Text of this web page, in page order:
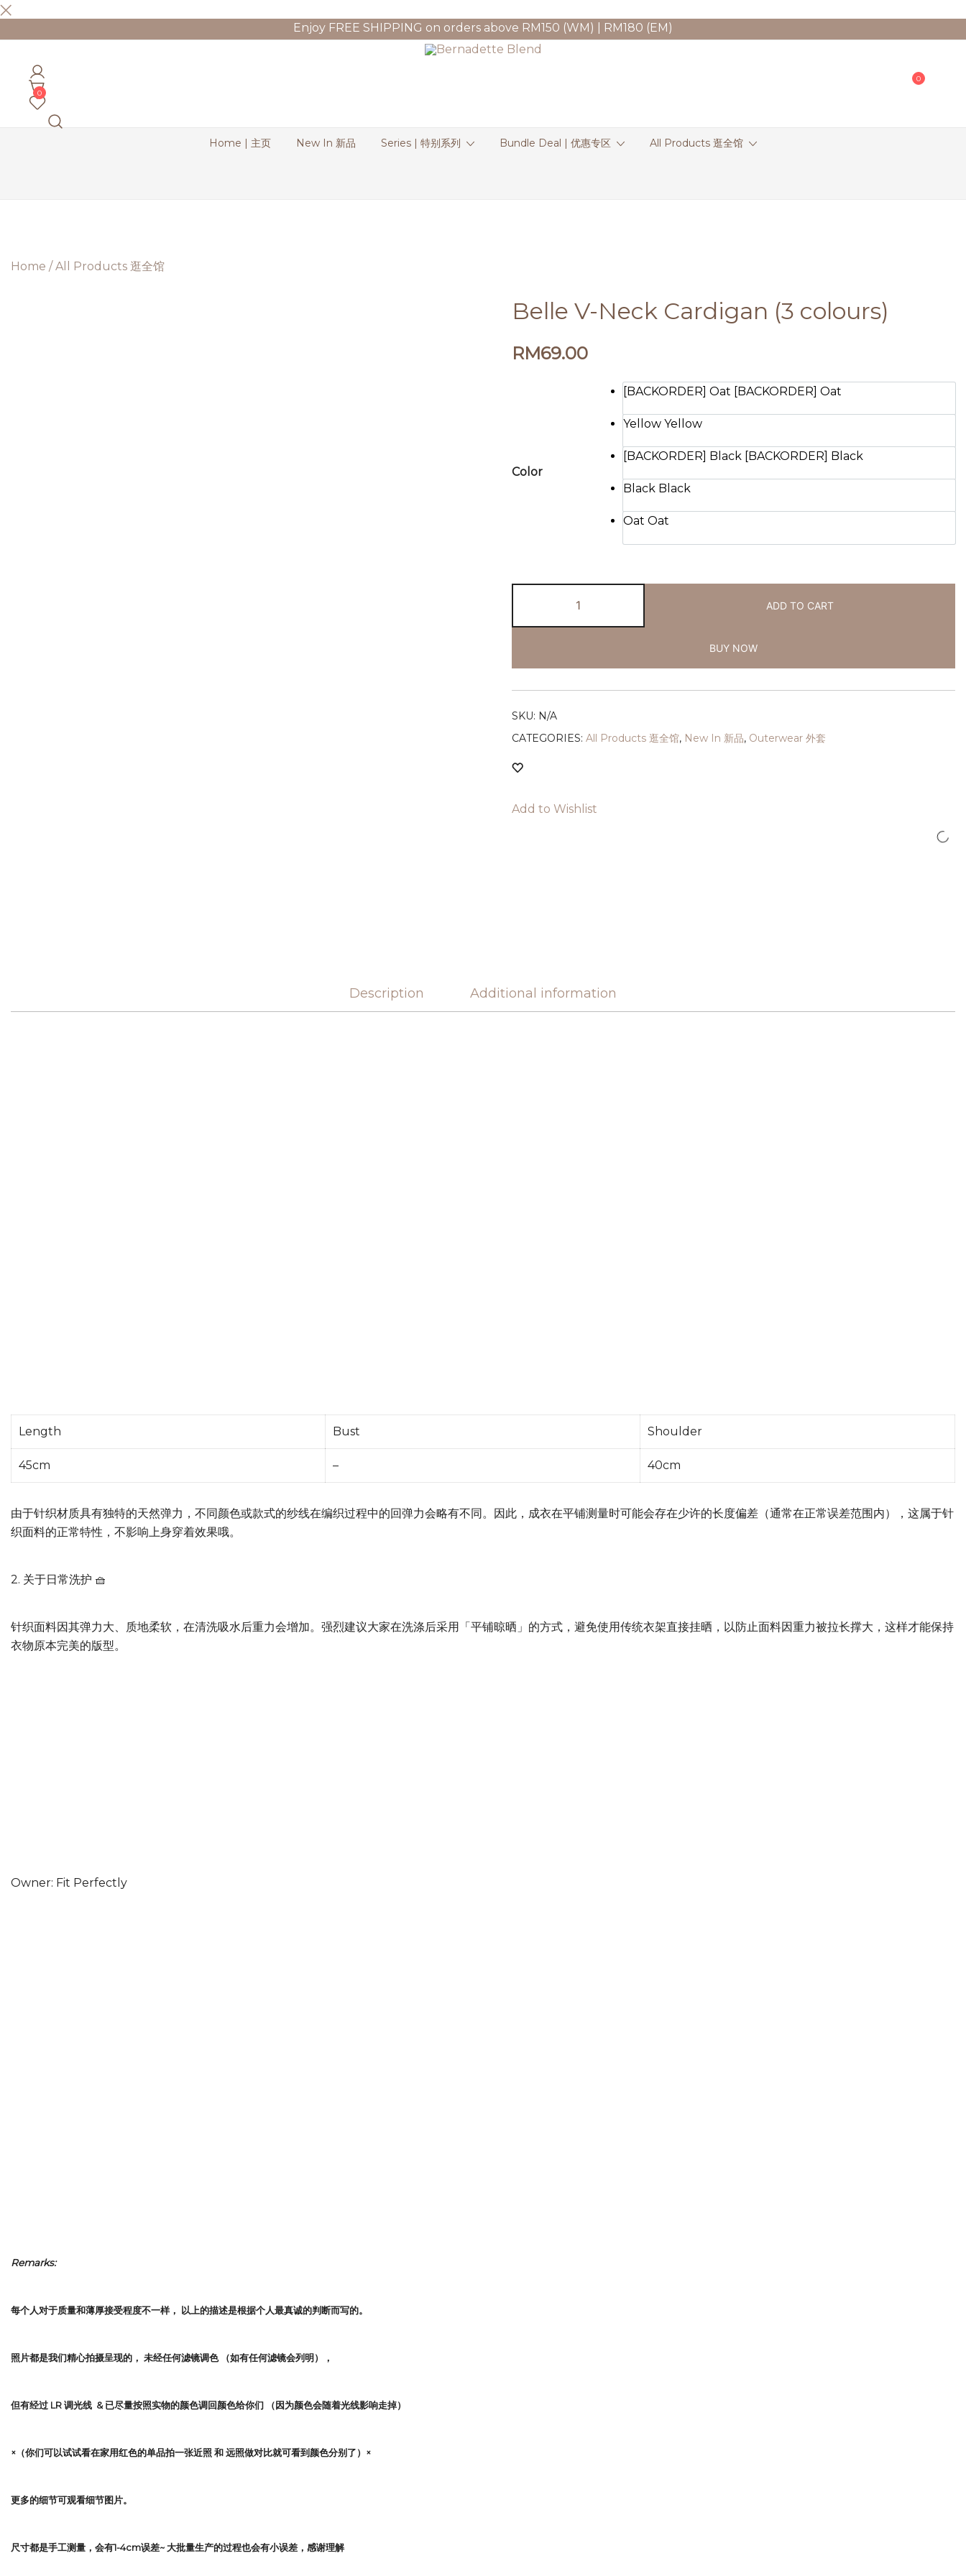
content
Enjoy FREE SHIPPING on orders above RM150 (WM) | RM180 (EM)
Bernadette Blend
0
0
Home | 主页 New In 新品 Series | 特别系列 Bundle Deal | 优惠专区 All Products 逛全馆
Home /All Products 逛全馆
Belle V-Neck Cardigan (3 colours)
RM69.00
Color
[BACKORDER] Oat [BACKORDER] Oat
Yellow Yellow
[BACKORDER] Black [BACKORDER] Black
Black Black
Oat Oat
V-
Neck
(3
ADD TO CART
BUY NOW
SKU: N/A
CATEGORIES: All Products 逛全馆, New In 新品, Outerwear 外套
Add to Wishlist
Description Additional information
Length Bust Shoulder
45cm – 40cm
由于针织材质具有独特的天然弹力，不同颜色或款式的纱线在编织过程中的回弹力会略有不同。因此，成衣在平铺测量时可能会存在少许的长度偏差（通常在正常误差范围内），这属于针
织面料的正常特性，不影响上身穿着效果哦。
2. 关于日常洗护 🧺
针织面料因其弹力大、质地柔软，在清洗吸水后重力会增加。强烈建议大家在洗涤后采用「平铺晾晒」的方式，避免使用传统衣架直接挂晒，以防止面料因重力被拉长撑大，这样才能保持
衣物原本完美的版型。
Owner: Fit Perfectly
Remarks:
每个人对于质量和薄厚接受程度不一样， 以上的描述是根据个人最真诚的判断而写的。
照片都是我们精心拍摄呈现的， 未经任何滤镜调色 （如有任何滤镜会列明），
但有经过 LR 调光线 & 已尽量按照实物的颜色调回颜色给你们 （因为颜色会随着光线影响走掉）
×（你们可以试试看在家用红色的单品拍一张近照 和 远照做对比就可看到颜色分别了）×
更多的细节可观看细节图片。
尺寸都是手工测量，会有1-4cm误差~ 大批量生产的过程也会有小误差，感谢理解